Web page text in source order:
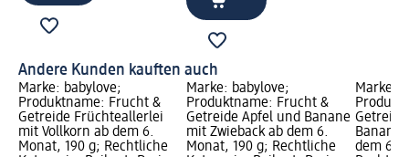
Andere Kunden kauften auch
Marke: babylove;
Produktname: Frucht &
Getreide Früchteallerlei
mit Vollkorn ab dem 6.
Monat, 190 g; Rechtliche
Marke: babylove;
Produktname: Frucht &
Getreide Apfel und Banane
mit Zwieback ab dem 6.
Monat, 190 g; Rechtliche
Marke:
dem 6.